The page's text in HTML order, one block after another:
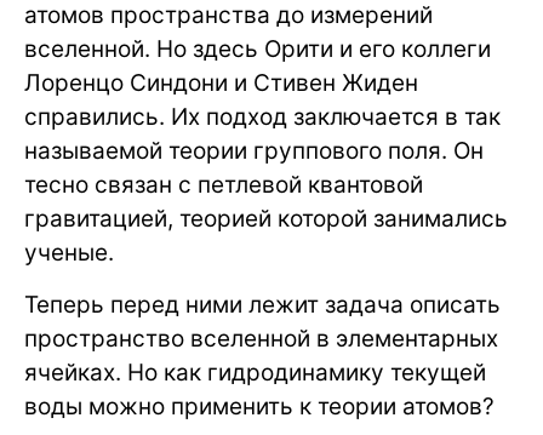
атомов пространства до измерений
вселенной. Но здесь Орити и его коллеги
Лоренцо Синдони и Стивен Жиден
справились. Их подход заключается в так
называемой теории группового поля. Он
тесно связан с петлевой квантовой
гравитацией, теорией которой занимались
ученые.
Теперь перед ними лежит задача описать
пространство вселенной в элементарных
ячейках. Но как гидродинамику текущей
воды можно применить к теории атомов?